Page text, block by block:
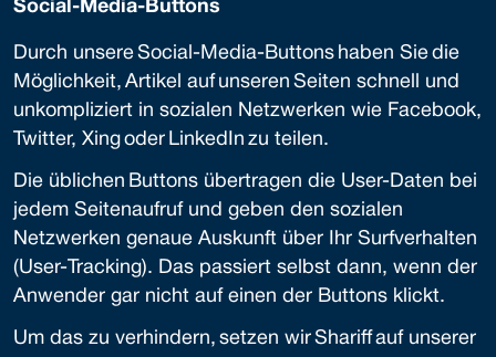
Social-Media-Buttons
Durch unsere Social-Media-Buttons haben Sie die
Möglichkeit, Artikel auf unseren Seiten schnell und
unkompliziert in sozialen Netzwerken wie Facebook,
Twitter, Xing oder LinkedIn zu teilen.
Die üblichen Buttons übertragen die User-Daten bei
jedem Seitenaufruf und geben den sozialen
Netzwerken genaue Auskunft über Ihr Surfverhalten
(User-Tracking). Das passiert selbst dann, wenn der
Anwender gar nicht auf einen der Buttons klickt.
Um das zu verhindern, setzen wir Shariff auf unserer